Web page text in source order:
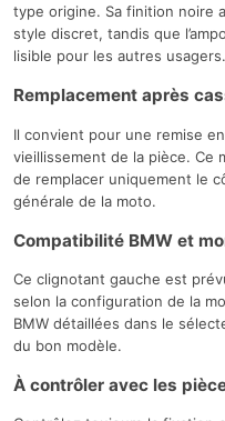
type origine. Sa finition noire
style discret, tandis que
lisible pour les autres usagers.
Remplacement après
Il convient pour une remise
vieillissement de la pièce. Ce
de remplacer uniquement le
générale de la moto.
Compatibilité BMW et
Ce clignotant gauche est
selon la configuration de la
BMW détaillées dans le
du bon modèle.
À contrôler avec les